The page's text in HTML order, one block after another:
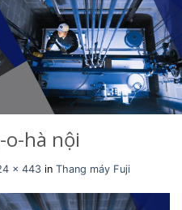
hà nội
× 443 in Thang máy Fuji